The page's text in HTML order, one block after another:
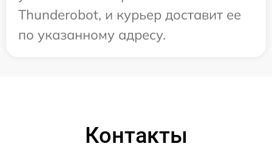
Thunderobot, и курьер доставит ее
по указанному адресу.
Контакты